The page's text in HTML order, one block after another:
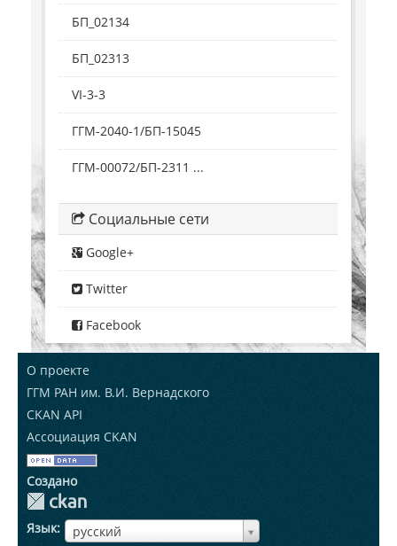
БП_02134
БП_02313
VI-3-3
ГГМ-2040-1/БП-15045
ГГМ-00072/БП-2311 ...
Социальные сети
Google+
Twitter
Facebook
О проекте
ГГМ РАН им. В.И. Вернадского
CKAN API
Ассоциация CKAN
Создано
Язык русский
ЯзыкЯзык